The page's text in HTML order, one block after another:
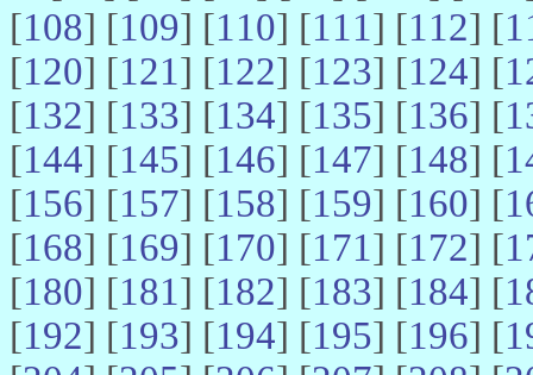
[108] [109] [110] [111] [112] [
[120] [121] [122] [123] [124] [
[132] [133] [134] [135] [136] [
[144] [145] [146] [147] [148] [
[156] [157] [158] [159] [160] [
[168] [169] [170] [171] [172] [
[180] [181] [182] [183] [184] [
[192] [193] [194] [195] [196] [